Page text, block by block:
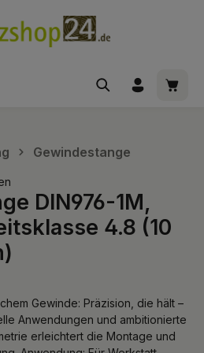
Gewindestange
von 0 von 5 Sternen
DIN976-1M,
4.8 (10
Gewinde: Präzision, die hält –
Anwendungen und ambitionierte
erleichtert die Montage und